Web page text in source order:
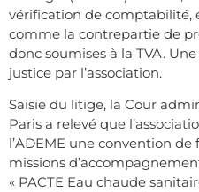
vérification de comptabilité,
comme la contrepartie de
donc soumises à la TVA.
justice par l’association.
Saisie du litige, la Cour
Paris a relevé que
l’ADEME une convention
missions
« PACTE Eau chaude